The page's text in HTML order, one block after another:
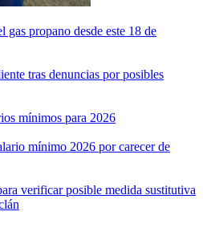
gas propano desde este 18 de
tras denuncias por posibles
mínimos para 2026
mínimo 2026 por carecer de
verificar posible medida sustitutiva